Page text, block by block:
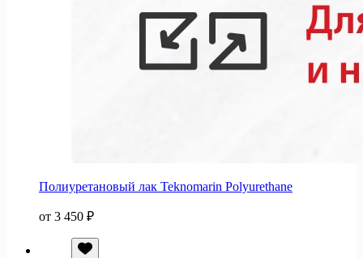
Полиуретановый лак Teknomarin Polyurethane
от 3 450 ₽